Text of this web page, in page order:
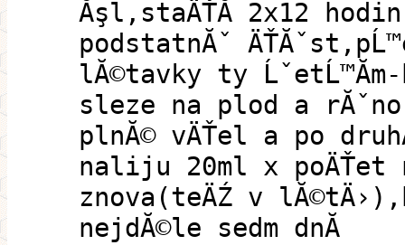
Ăşl,staÄŤĂ­ 2x12
podstatnĂˇ
lĂ©tavky ty
sleze na plod a
plnĂ© vÄŤel a po
naliju 20ml x poÄŤet
znova(teÄŹ v
nejdĂ©le sedm dnĂ­